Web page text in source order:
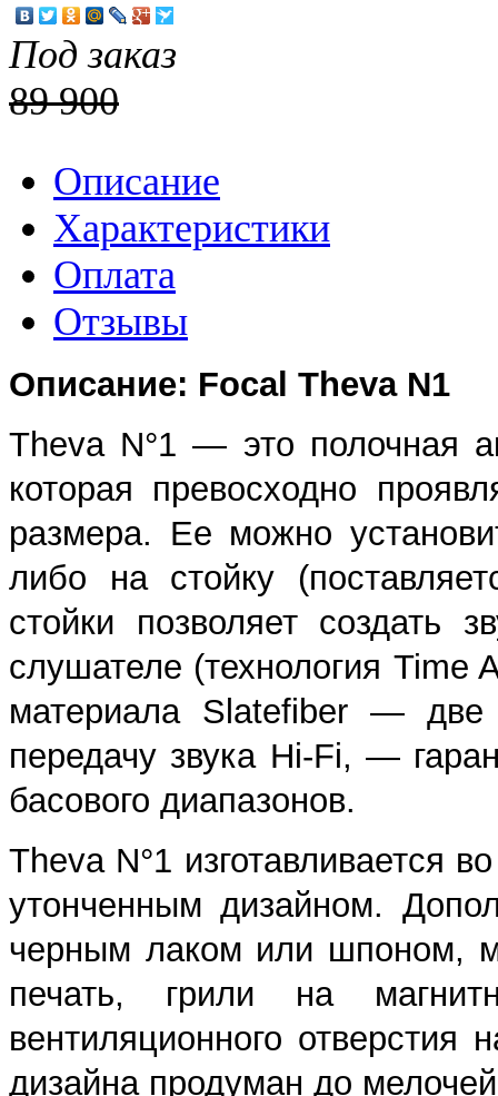
Под заказ
89 900
Описание
Характеристики
Оплата
Отзывы
Описание: Focal Theva N1
Theva N°1 — это полочная
которая превосходно
размера. Ее можно
либо на стойку
стойки позволяет создать
слушателе (технология
материала Slatefiber — две
передачу звука Hi-Fi, —
басового диапазонов.
Theva N°1 изготавливается
утонченным дизайном.
черным лаком или шпоном,
печать, грили на
вентиляционного
дизайна продуман до